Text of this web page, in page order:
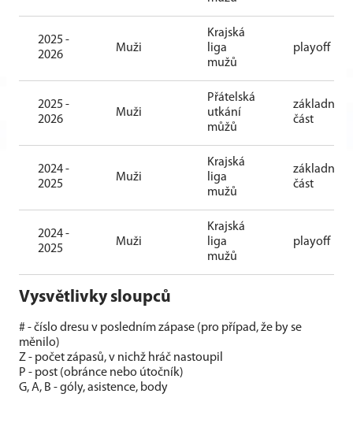
2025 -
2026
Muži
Krajská
liga
mužů
playoff
2025 -
2026
Muži
Přátelská
utkání
můžů
základní
část
2024 -
2025
Muži
Krajská
liga
mužů
základní
část
2024 -
2025
Muži
Krajská
liga
mužů
playoff
Vysvětlivky sloupců
# - číslo dresu v posledním zápase (pro případ, že by se
měnilo)
Z - počet zápasů, v nichž hráč nastoupil
P - post (obránce nebo útočník)
G, A, B - góly, asistence, body